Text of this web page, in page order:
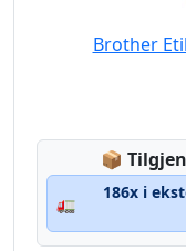
Brother
📦
🚛
186x i